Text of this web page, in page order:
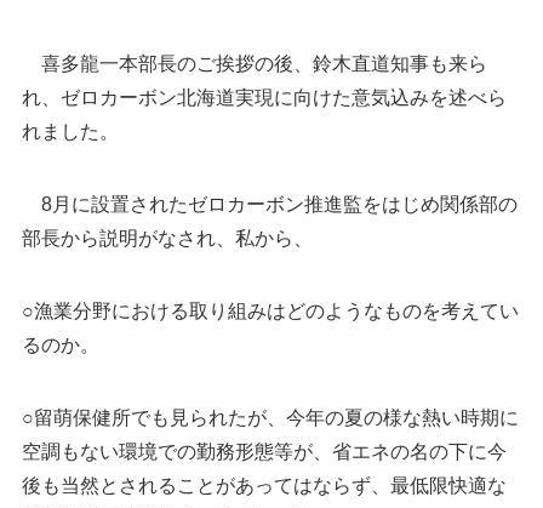
喜多龍一本部長のご挨拶の後、鈴木直道知事も来ら
れ、ゼロカーボン北海道実現に向けた意気込みを述べら
れました。
8月に設置されたゼロカーボン推進監をはじめ関係部の
部長から説明がなされ、私から、
○漁業分野における取り組みはどのようなものを考えてい
るのか。
○留萌保健所でも見られたが、今年の夏の様な熱い時期に
空調もない環境での勤務形態等が、省エネの名の下に今
後も当然とされることがあってはならず、最低限快適な